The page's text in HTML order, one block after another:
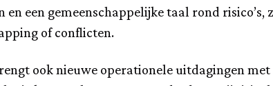
een gemeenschappelijke taal rond
of conflicten.
ook nieuwe operationele uitdagingen